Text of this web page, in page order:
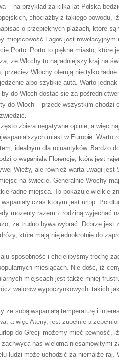
– na przykład za kilka lat Polska
chociażby z takiego powodu,
o przepięknych plażach, które są
miejscowość Lagos jest
Porto. Porto to piękne miasto, które
że Włochy to najładniejszy kraj na
przecież Włochy oferują nie tylko
albo szybkie auta. Warto
by do Włoch dostać się za
do Włoch – przede wszystkim chodzi
zbiera negatywne opinie, a więc
miast w Europie. Warto
idealnym dla romantyków. Bardzo
o wspaniałą Florencję, która jest
Wieży, ale również warta uwagi
na świecie. Generalnie Włochy
ładne miejsca. To pokazuje wielkie
czas którym jest urlop. Po
możemy razem z rodziną wyjechać
że trudno bywa wybrać. Dobrze jest
które mają niejednokrotnie do
sposobność i chcielibyśmy trochę
miesiącach. Nie dość, iż
miejscach jest także mniej
walorów wypoczynkowych, takich
ze sobą wspaniałą temperaturę i
a więc Ateny, jest zupełnie
do Grecji możemy mieć pewność,
nas wieloma niesamowitymi
ludzi może uchodzić za niemalże raj.